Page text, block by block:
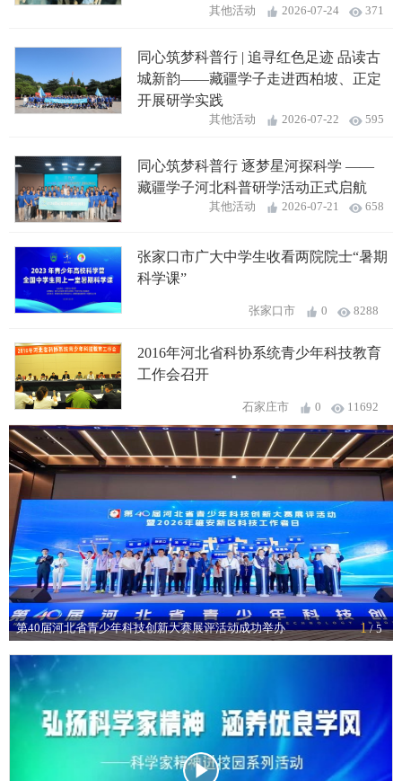
其他活动 2026-07-24 371
同心筑梦科普行 | 追寻红色足迹 品读古
城新韵——藏疆学子走进西柏坡、正定
开展研学实践
其他活动 2026-07-22 595
同心筑梦科普行 逐梦星河探科学 ——
藏疆学子河北科普研学活动正式启航
其他活动 2026-07-21 658
张家口市广大中学生收看两院院士“暑期
科学课”
张家口市 0 8288
2016年河北省科协系统青少年科技教育
工作会召开
石家庄市 0 11692
第40届河北省青少年科技创新大赛展评活动成功举办 1/ 5